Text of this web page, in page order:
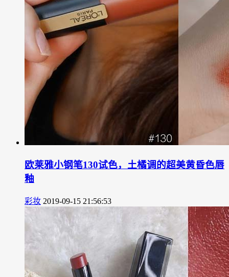
欧莱雅小钢笔130试色，土橘调的超美黄昏色唇
釉
彩妆 2019-09-15 21:56:53